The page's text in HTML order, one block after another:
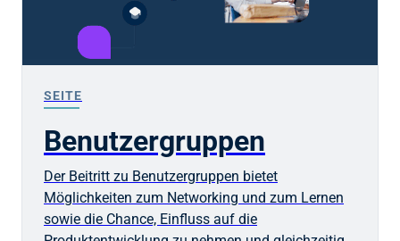
SEITE
Benutzergruppen
Der Beitritt zu Benutzergruppen bietet
Möglichkeiten zum Networking und zum Lernen
sowie die Chance, Einfluss auf die